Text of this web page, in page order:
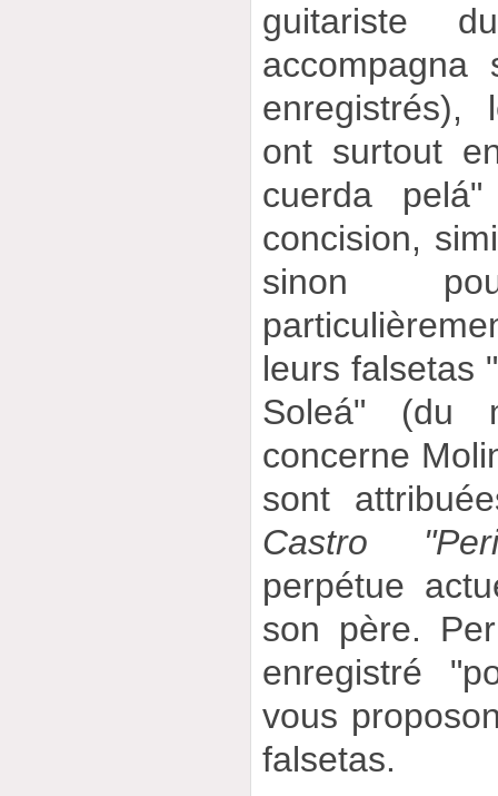
guitariste
accompagna
enregistrés),
ont surtout
cuerda
concision,
sinon
leurs falsetas
Soleá" (du
concerne
sont
Castro
perpétue
son père.
enregistré
vous
falsetas.